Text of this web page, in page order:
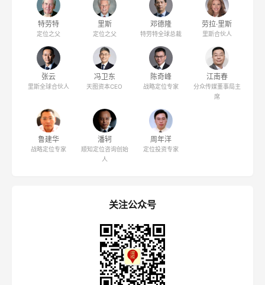
特劳特
定位之父
里斯
定位之父
邓德隆
特劳特全球总裁
劳拉·里斯
里斯合伙人
张云
里斯全球合伙人
冯卫东
天图资本CEO
陈奇峰
战略定位专家
江南春
分众传媒董事局主
席
鲁建华
战略定位专家
潘轲
顺知定位咨询创始
人
周年洋
定位投资专家
关注公众号